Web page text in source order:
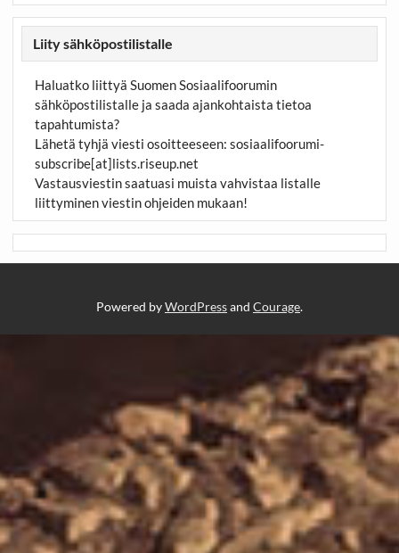
Liity sähköpostilistalle
Haluatko liittyä Suomen Sosiaalifoorumin
sähköpostilistalle ja saada ajankohtaista tietoa
tapahtumista?
Lähetä tyhjä viesti osoitteeseen: sosiaalifoorumi-
subscribe[at]lists.riseup.net
Vastausviestin saatuasi muista vahvistaa listalle
liittyminen viestin ohjeiden mukaan!
Powered byWordPressand Courage.